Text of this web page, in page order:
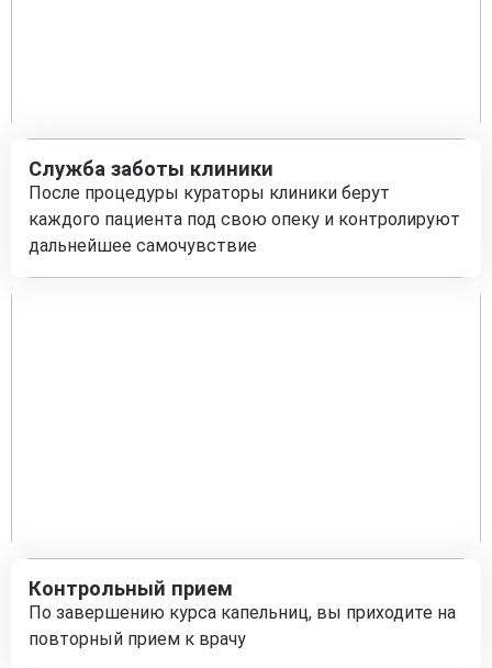
Служба заботы клиники
После процедуры кураторы клиники берут
каждого пациента под свою опеку и контролируют
дальнейшее самочувствие
Контрольный прием
По завершению курса капельниц, вы приходите на
повторный прием к врачу